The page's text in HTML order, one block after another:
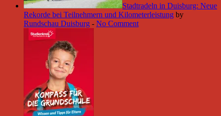
Stadtradeln in Duisburg: Neue
Rekorde bei Teilnehmern und Kilometerleistung by
Rundschau Duisburg - No Comment